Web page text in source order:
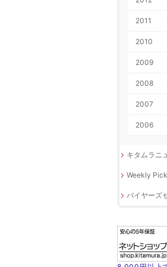
2011
2010
2009
2008
2007
2006
キタムラニ
Weekly
バイヤーズ